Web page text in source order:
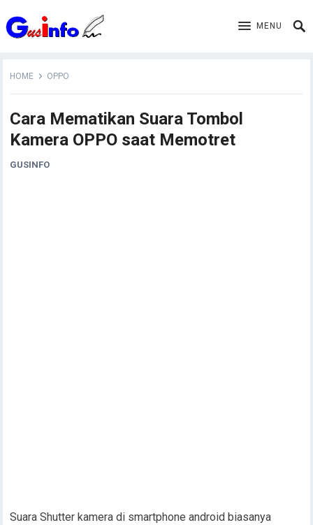
MENU
HOME OPPO
Cara Mematikan Suara Tombol
Kamera OPPO saat Memotret
GUSINFO
Suara Shutter kamera di smartphone android biasanya